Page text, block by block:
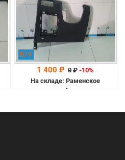
Б/У
1 400 ₽ 0 ₽ -10%
На складе: Раменское
-->